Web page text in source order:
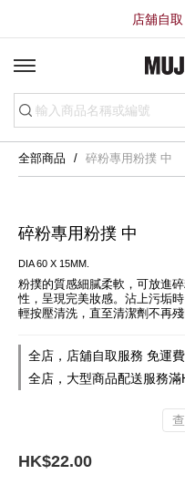
店舖自
全部商品 碎粉專用粉撲 中
碎粉專用粉撲 中
DIA 60 X 15MM.
粉撲的質感細膩柔軟，可放進
性，呈現完美妝感。沾上污垢
輕按壓清洗，直至清潔劑不再殘
全店，店舖自取服務 免運費
全店，大型商品配送服務
HK$22.00